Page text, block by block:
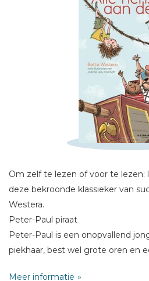
Om zelf te lezen of voor te lezen:
deze bekroonde klassieker van
Westera.
Peter-Paul piraat
Peter-Paul is een onopvallend
piekhaar, best wel grote oren en
Meer informatie
Schrijf hieronder je review!
Bericht *